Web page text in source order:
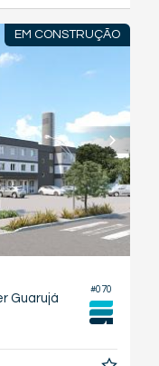
EM CONSTRUÇÃO
#070
Guarujá